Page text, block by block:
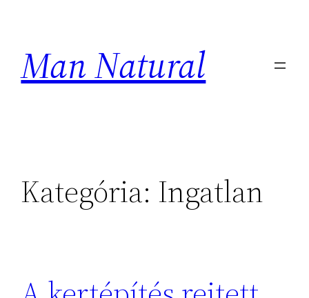
tartalomhoz
Man Natural
Kategória: Ingatlan